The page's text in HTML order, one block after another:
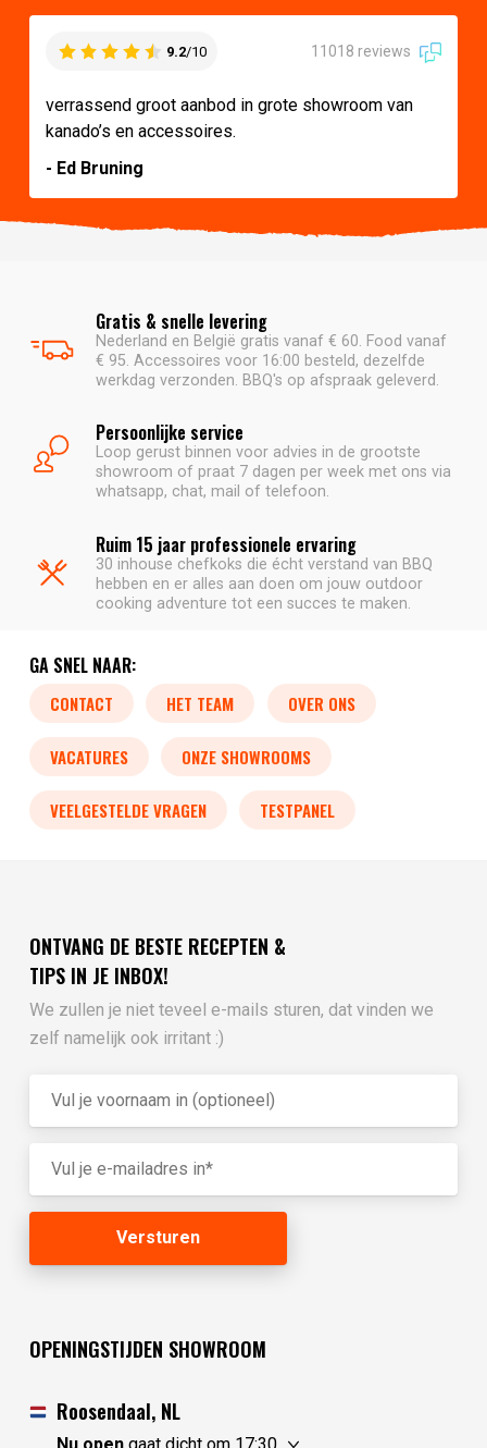
9.2/10 11018 reviews
verrassend groot aanbod in grote showroom van
kanado’s en accessoires.
- Ed Bruning
Gratis & snelle levering
Nederland en België gratis vanaf € 60. Food vanaf
€ 95. Accessoires voor 16:00 besteld, dezelfde
werkdag verzonden. BBQ's op afspraak geleverd.
Persoonlijke service
Loop gerust binnen voor advies in de grootste
showroom of praat 7 dagen per week met ons via
whatsapp, chat, mail of telefoon.
Ruim 15 jaar professionele ervaring
30 inhouse chefkoks die écht verstand van BBQ
hebben en er alles aan doen om jouw outdoor
cooking adventure tot een succes te maken.
GA SNEL NAAR:
CONTACT HET TEAM OVER ONS
VACATURES ONZE SHOWROOMS
VEELGESTELDE VRAGEN TESTPANEL
ONTVANG DE BESTE RECEPTEN &
TIPS IN JE INBOX!
We zullen je niet teveel e-mails sturen, dat vinden we
zelf namelijk ook irritant :)
OPENINGSTIJDEN SHOWROOM
Roosendaal, NL